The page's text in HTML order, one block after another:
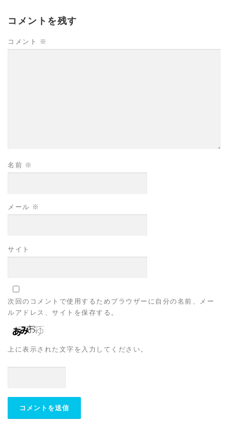
コメントを残す
コメント ※
名前 ※
メール ※
サイト
次回のコメントで使用するためブラウザーに自分の名前、メー
ルアドレス、サイトを保存する。
上に表示された文字を入力してください。